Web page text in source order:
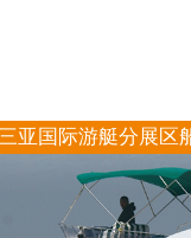
亚国际游艇分展区